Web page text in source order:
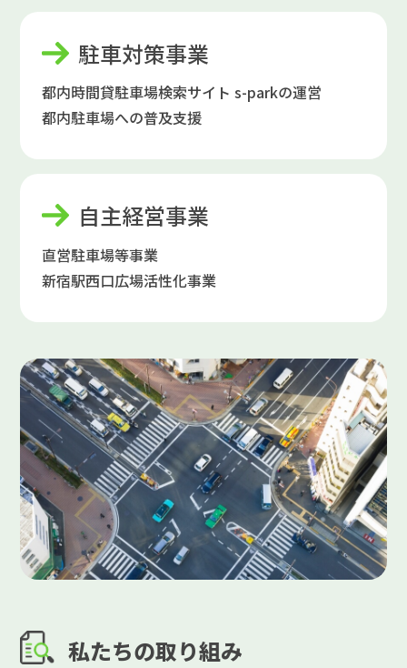
駐車対策事業
都内時間貸駐車場検索サイト s-parkの運営
都内駐車場への普及支援
自主経営事業
直営駐車場等事業
新宿駅西口広場活性化事業
私たちの取り組み